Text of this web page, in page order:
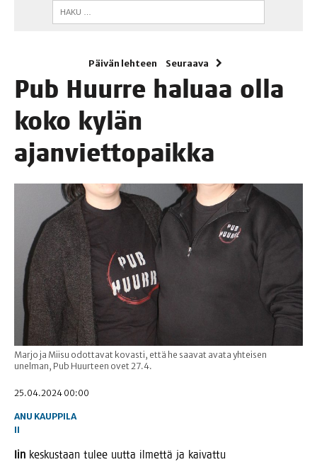
Päivän lehteen Seuraava
Pub Huur­re halu­aa olla
koko kylän
ajanviettopaikka
Marjo ja Miisu odottavat kovasti, että he saavat avata yhteisen
unelman, Pub Huurteen ovet 27.4.
25.04.2024 00:00
ANU KAUPPILA
II
Iin kes­kus­taan tulee uut­ta ilmet­tä ja kai­vat­tu